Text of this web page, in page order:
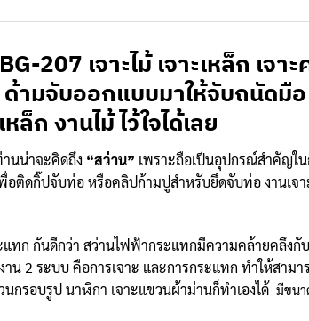
207 เจาะไม้ เจาะเหล็ก เ
ามจับออกแบบมาให้จับถนัดมื
ล็ก งานไม้ ไว้ใจได้เลย
นน่าจะคิดถึง “สว่าน” เพราะถือเป็นอุปกรณ์สำคัญใ
อติดกิ๊ปจับท่อ หรือคลิปก้ามปูสำหรับยึดจับท่อ งานเจ
ทก กันดีกว่า สว่านไฟฟ้ากระแทกมีความคล้ายคลึง
2 ระบบ คือการเจาะ และการกระแทก ทำให้สามา
กรอบรูป นาฬิกา เจาะแขวนผ้าม่านก็ทำเองได้ มีขนา